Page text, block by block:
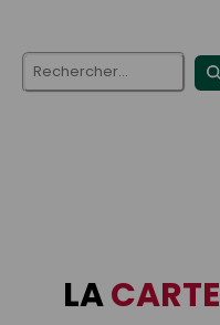
LACARTE